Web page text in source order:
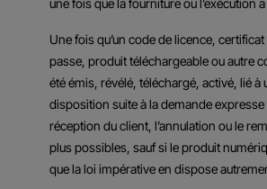
Une fois qu’un code de licence,
passe, produit téléchargeable ou autre
été émis, révélé, téléchargé, activé, lié à
disposition suite à la demande expresse
réception du client, l’annulation ou le
plus possibles, sauf si le produit
que la loi impérative en dispose